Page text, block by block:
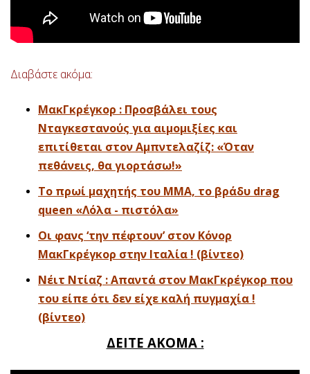
Διαβάστε ακόμα:
ΜακΓκρέγκορ : Προσβάλει τους
Νταγκεστανούς για αιμομιξίες και
επιτίθεται στον Αμπντελαζίζ: «Όταν
πεθάνεις, θα γιορτάσω!»
Το πρωί μαχητής του ΜΜΑ, το βράδυ drag
queen «Λόλα - πιστόλα»
Οι φανς ‘την πέφτουν’ στον Κόνορ
ΜακΓκρέγκορ στην Ιταλία ! (βίντεο)
Νέιτ Ντίαζ : Απαντά στον ΜακΓκρέγκορ που
του είπε ότι δεν είχε καλή πυγμαχία !
(βίντεο)
ΔΕΙΤΕ ΑΚΟΜΑ :